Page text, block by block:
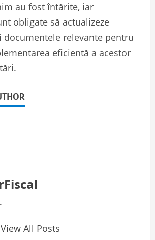
au fost întărite, iar
obligate să actualizeze
documentele relevante pentru
eficientă a acestor
View All Posts